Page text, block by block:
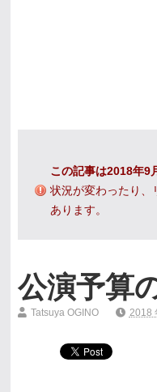
この記事は2018年9
状況が変わったり、
あります。
公演予算
Tatsuya OGINO 2018